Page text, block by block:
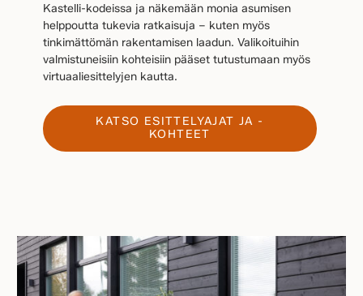
Kastelli-kodeissa ja näkemään monia asumisen
helppoutta tukevia ratkaisuja – kuten myös
tinkimättömän rakentamisen laadun. Valikoituihin
valmistuneisiin kohteisiin pääset tutustumaan myös
virtuaaliesittelyjen kautta.
KATSO ESITTELYAJAT JA -
KOHTEET